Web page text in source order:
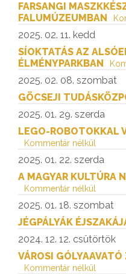
FARSANGI
FALUMÚZEUMBAN
2025. 02. 11. kedd
SÍOKTATÁS AZ
ÉLMÉNYPARKBAN
2025. 02. 08. szombat
GÖCSEJI
2025. 01. 29. szerda
LEGO-ROBOTOKKAL
Kommentár nélkül
2025. 01. 22. szerda
A MAGYAR KULTÚRA
Kommentár nélkül
2025. 01. 18. szombat
JÉGPÁLYÁK
2024. 12. 12. csütörtök
VÁROSI GÓLYAAVATÓ
Kommentár nélkül